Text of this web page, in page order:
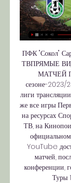
ПФК "Сокол"
ТВПРЯМЫЕ
МАТЧЕЙ
сезоне-
лиги
же все игры
на ресурсах
ТВ, на
YouTube
матчей,
конференции,
Туры